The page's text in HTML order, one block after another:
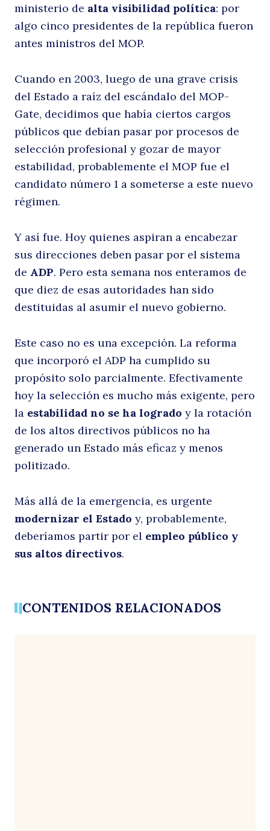
Buscar
ministerio de alta visibilidad política: por
algo cinco presidentes de la república fueron
antes ministros del MOP.
Cuando en 2003, luego de una grave crisis
del Estado a raíz del escándalo del MOP-
Gate, decidimos que había ciertos cargos
públicos que debían pasar por procesos de
selección profesional y gozar de mayor
estabilidad, probablemente el MOP fue el
candidato número 1 a someterse a este nuevo
régimen.
Y así fue. Hoy quienes aspiran a encabezar
sus direcciones deben pasar por el sistema
de ADP. Pero esta semana nos enteramos de
que diez de esas autoridades han sido
destituidas al asumir el nuevo gobierno.
Este caso no es una excepción. La reforma
que incorporó el ADP ha cumplido su
propósito solo parcialmente. Efectivamente
hoy la selección es mucho más exigente, pero
la estabilidad no se ha logrado y la rotación
de los altos directivos públicos no ha
generado un Estado más eficaz y menos
politizado.
Más allá de la emergencia, es urgente
modernizar el Estado y, probablemente,
deberíamos partir por el empleo público y
sus altos directivos.
CONTENIDOS RELACIONADOS